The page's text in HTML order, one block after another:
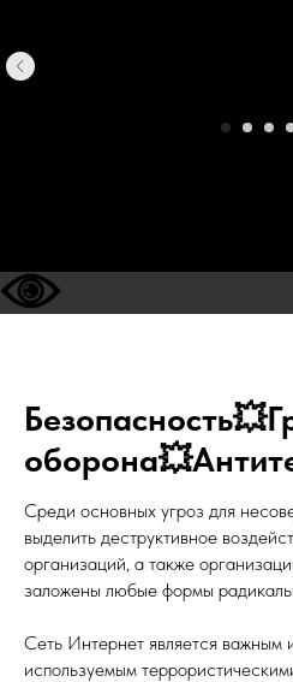
Среди основных угроз для
выделить деструктивное
организаций, а также
заложены любые формы
Сеть Интернет является важным
используемым